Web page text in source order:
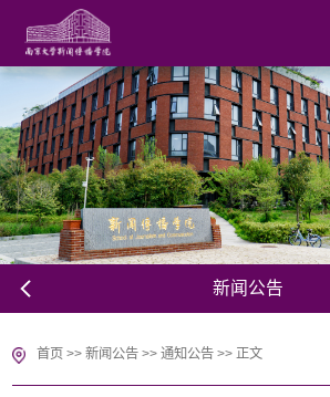
新闻公告
首页 >>新闻公告 >>通知公告 >> 正文